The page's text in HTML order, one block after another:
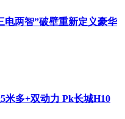
电两智”破壁重新定义豪华
米多+双动力 Pk长城H10